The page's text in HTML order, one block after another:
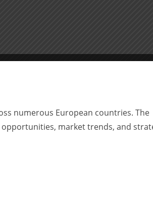
numerous European countries. The
market trends, and